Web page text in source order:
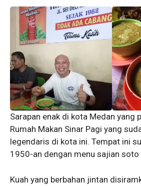
Sarapan enak di kota Medan yang
Rumah Makan Sinar Pagi yang
legendaris di kota ini. Tempat ini
1950-an dengan menu sajian soto
Kuah yang berbahan jintan